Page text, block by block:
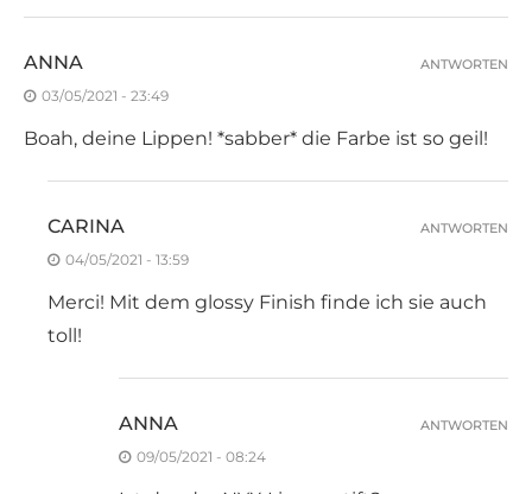
ANNA
03/05/2021 - 23:49
Boah, deine Lippen! *sabber* die Farbe ist so geil!
ANTWORTEN
CARINA
04/05/2021 - 13:59
Merci! Mit dem glossy Finish finde ich sie auch
toll!
ANTWORTEN
ANNA
09/05/2021 - 08:24
ANTWORTEN